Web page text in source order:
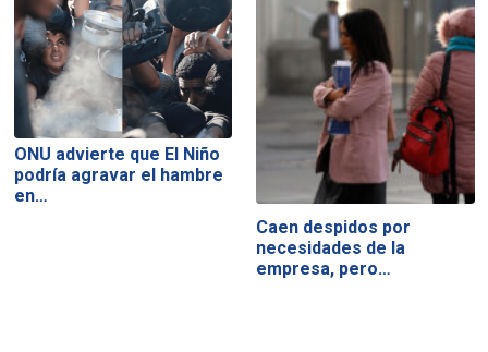
ONU advierte que El Niño
podría agravar el hambre
en…
Caen despidos por
necesidades de la
empresa, pero…